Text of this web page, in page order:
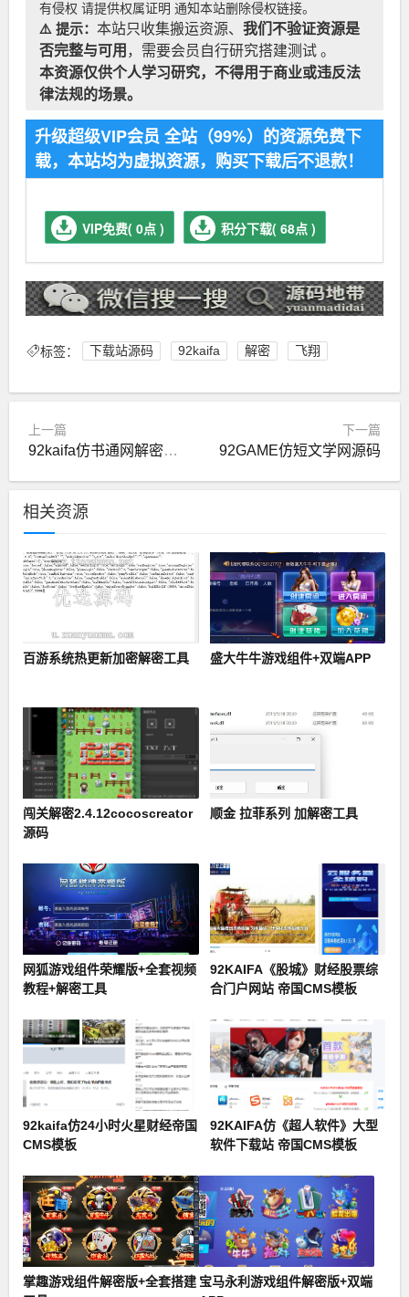
有侵权 请提供权属证明 通知本站删除侵权链接。
⚠️ 提示： 本站只收集搬运资源、 我们不验证资源是
否完整与可用 ，需要会员自行研究搭建测试 。
本资源仅供个人学习研究，不得用于商业或违反法
律法规的场景。
升级超级VIP会员 全站（99%）的资源免费下
载，本站均为虚拟资源，购买下载后不退款！
VIP免费( 0点 ) 积分下载( 68点 )
标签： 下载站源码 92kaifa 解密 飞翔
上一篇
92kaifa仿书通网解密版源码
下一篇
92GAME仿短文学网源码
相关资源
百游系统热更新加密解密工具 盛大牛牛游戏组件+双端APP
闯关解密2.4.12cocoscreator
源码
顺金 拉菲系列 加解密工具
网狐游戏组件荣耀版+全套视频
教程+解密工具
92KAIFA《股城》财经股票综
合门户网站 帝国CMS模板
92kaifa仿24小时火星财经帝国
CMS模板
92KAIFA仿《超人软件》大型
软件下载站 帝国CMS模板
掌趣游戏组件解密版+全套搭建 宝马永利游戏组件解密版+双端